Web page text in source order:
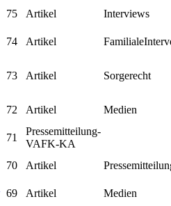
75 Artikel
Interviews
74 Artikel
73 Artikel Sorgerecht
72 Artikel Medien
71
Pressemitteilung-
VAFK-KA
70 Artikel
69 Artikel
Medien